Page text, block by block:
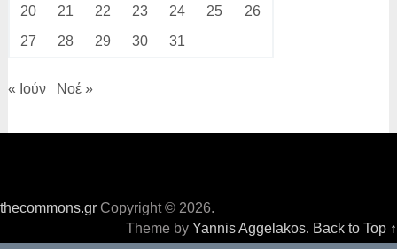
20
21 22 23 24 25
26
27
28 29 30 31
« Ιούν Νοέ »
thecommons.gr Copyright © 2026.
Theme by Yannis Aggelakos. Back to Top ↑